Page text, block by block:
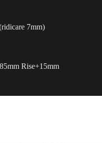
7mm)
Rise+15mm